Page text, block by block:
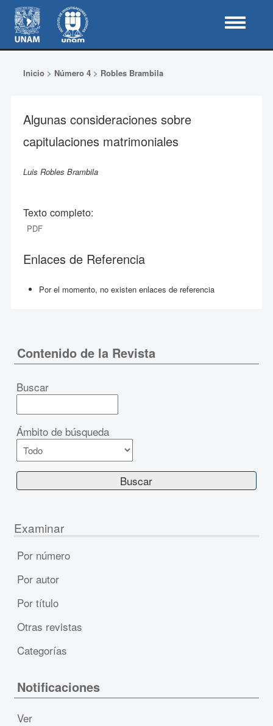
Inicio> Número 4> Robles Brambila
Algunas consideraciones sobre
capitulaciones matrimoniales
Luis Robles Brambila
Texto completo:
PDF
Enlaces de Referencia
Por el momento, no existen enlaces de referencia
Contenido de la Revista
Buscar
Ámbito de búsqueda
Examinar
Por número
Por autor
Por título
Otras revistas
Categorías
Notificaciones
Ver